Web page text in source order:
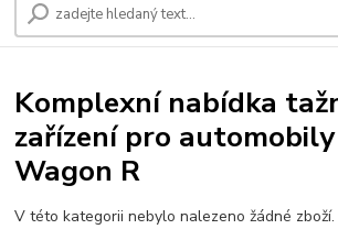
Komplexní nabídka
zařízení pro
Wagon R
V této kategorii nebylo nalezeno žádné zboží.